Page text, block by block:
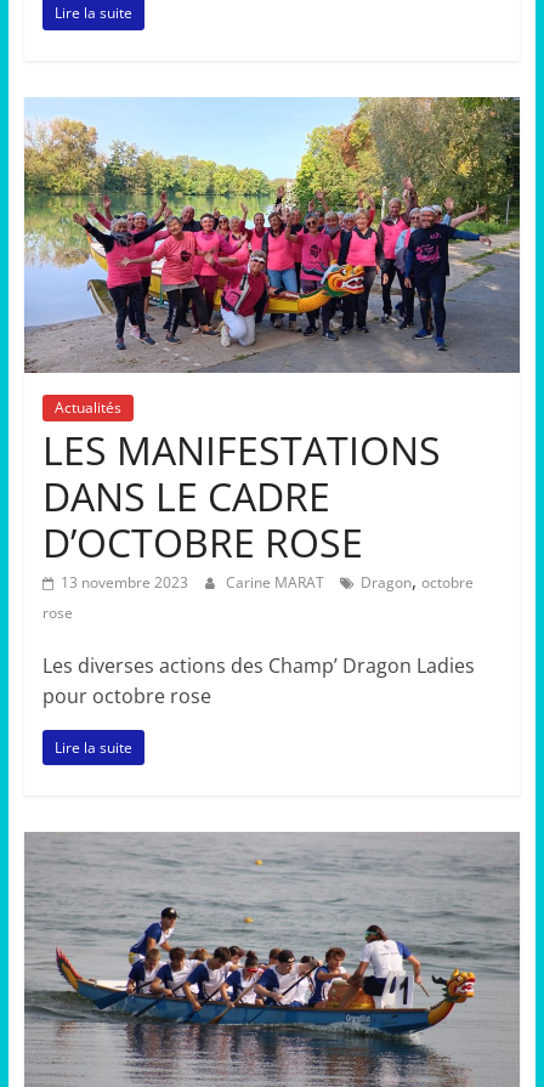
Lire la suite
Actualités
LES MANIFESTATIONS
DANS LE CADRE
D’OCTOBRE ROSE
13 novembre 2023 Carine MARAT Dragon, octobre
rose
Les diverses actions des Champ’ Dragon Ladies
pour octobre rose
Lire la suite